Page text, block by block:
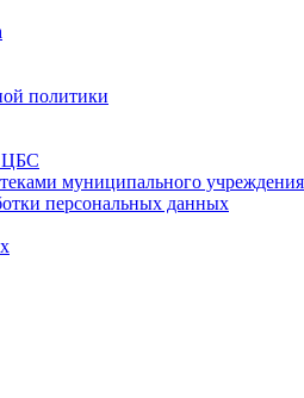
политики
ЦБС
муниципального
персональных данных